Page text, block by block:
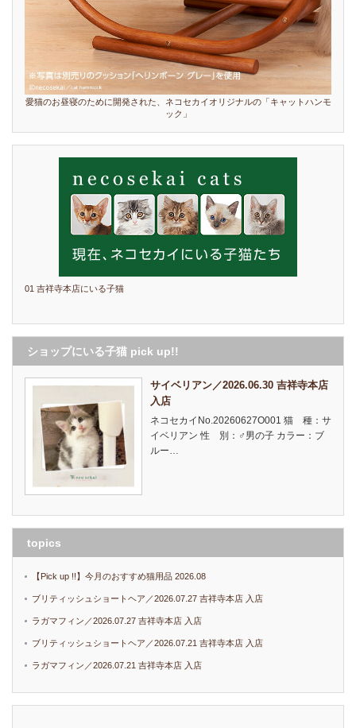
愛猫のお昼寝のために開発された、ネコセカイオリジナルの「キャットハンモ
ック」
01 吉祥寺本店にいる子猫
ショップにいる子猫 pick up!!
サイベリアン／2026.06.30 吉祥寺本店
入店
ネコセカイNo.20260627O001 猫 種：サ
イベリアン 性 別：♂男の子 カラー：ブ
ルー…
topics
【Pick up !!】今月のおすすめ猫用品 2026.08
ブリティッシュショートヘア／2026.07.27 吉祥寺本店 入店
ラガマフィン／2026.07.27 吉祥寺本店 入店
ブリティッシュショートヘア／2026.07.21 吉祥寺本店 入店
ラガマフィン／2026.07.21 吉祥寺本店 入店